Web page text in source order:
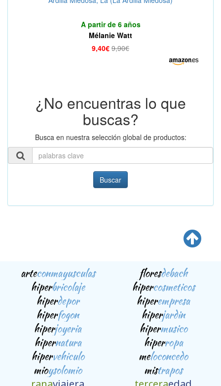
A partir de 6 años
Mélanie Watt
9,40€ 9,90€
¿No encuentras lo que
buscas?
Busca en nuestra selección global de productos:
Buscar
arteconmayusculas floresdebach
hiperbricolaje hipercosmeticos
hiperdepor hiperempresa
hiperfogon hiperjardin
hiperjoyeria hipermusico
hipernatura hiperropa
hipervehiculo meloconcedo
mioysolomio mistrapos